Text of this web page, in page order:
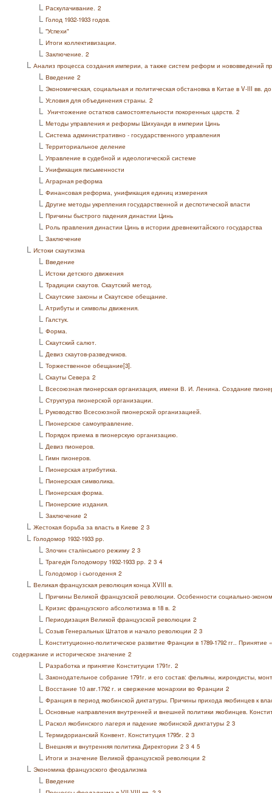
L Раскулачивание. 2
L Голод 1932-1933 годов.
L "Успехи"
L Итоги коллективизации.
L Заключение. 2
L Анализ процесса создания империи, а также систем реформ и нововведений
L Введение 2
L Экономическая, социальная и политическая обстановка в Китае в V-III вв.
L Условия для объединения страны. 2
L Уничтожение остатков самостоятельности покоренных царств. 2
L Методы управления и реформы Шихуанди в империи Цинь
L Система административно - государственного управления
L Территориальное деление
L Управление в судебной и идеологической системе
L Унификация письменности
L Аграрная реформа
L Финансовая реформа, унификация единиц измерения
L Другие методы укрепления государственной и деспотической власти
L Причины быстрого падения династии Цинь
L Роль правления династии Цинь в истории древнекитайского государства
L Заключение
L Истоки скаутизма
L Введение
L Истоки детского движения
L Традиции скаутов. Скаутский метод.
L Скаутские законы и Скаутское обещание.
L Атрибуты и символы движения.
L Галстук.
L Форма.
L Скаутский салют.
L Девиз скаутов-разведчиков.
L Торжественное обещание[3].
L Скауты Севера 2
L Всесоюзная пионерская организация, имени В. И. Ленина. Создание
L Структура пионерской организации.
L Руководство Всесоюзной пионерской организацией.
L Пионерское самоуправление.
L Порядок приема в пионерскую организацию.
L Девиз пионеров.
L Гимн пионеров.
L Пионерская атрибутика.
L Пионерская символика.
L Пионерская форма.
L Пионерские издания.
L Заключение 2
L Жестокая борьба за власть в Киеве 2 3
L Голодомор 1932-1933 рр.
L Злочин сталінського режиму 2 3
L Трагедія Голодомору 1932-1933 рр. 2 3 4
L Голодомор і сьогодення 2
L Великая французская революция конца XVIII в.
L Причины Великой французской революции. Особенности социально-
L Кризис французского абсолютизма в 18 в. 2
L Периодизация Великой французской революции 2
L Созыв Генеральных Штатов и начало революции 2 3
L Конституционно-политическое развитие Франции в 1789-1792 гг..
содержание и историческое значение 2
L Разработка и принятие Конституции 1791г. 2
L Законодательное собрание 1791г. и его состав: фельяны, жирондисты,
L Восстание 10 авг.1792 г. и свержение монархии во Франции 2
L Франция в период якобинской диктатуры. Причины прихода якобинцев к
L Основные направления внутренней и внешней политики якобинцев.
L Раскол якобинского лагеря и падение якобинской диктатуры 2 3
L Термидорианский Конвент. Конституция 1795г. 2 3
L Внешняя и внутренняя политика Директории 2 3 4 5
L Итоги и значение Великой французской революции 2
L Экономика французского феодализма
L Введение